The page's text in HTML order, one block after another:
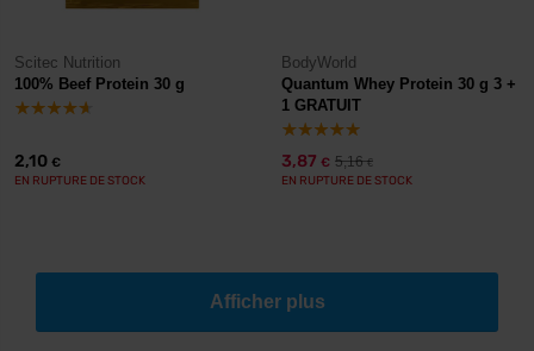
Scitec Nutrition
100% Beef Protein 30 g
2,10 €
EN RUPTURE DE STOCK
BodyWorld
Quantum Whey Protein 30 g 3 +
1 GRATUIT
3,87 € 5,16€
EN RUPTURE DE STOCK
Afficher plus